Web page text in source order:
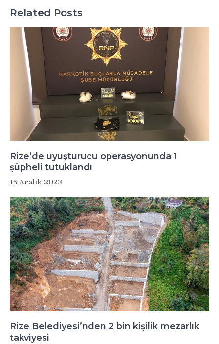
Related Posts
Rize’de uyuşturucu operasyonunda 1
şüpheli tutuklandı
15 Aralık 2023
Rize Belediyesi’nden 2 bin kişilik mezarlık
takviyesi